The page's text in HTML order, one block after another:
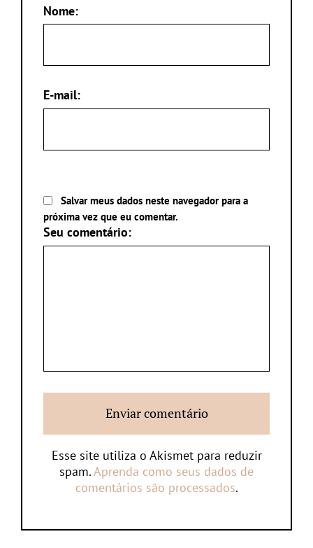
Nome:
E-mail:
Salvar meus dados neste navegador para a
próxima vez que eu comentar.
Seu comentário:
Esse site utiliza o Akismet para reduzir
spam.Aprenda como seus dados de
comentários são processados.